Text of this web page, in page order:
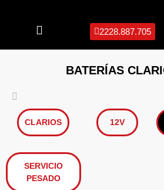
2228.887.705
BATERÍAS
CLARIOS 12V
SERVICIO
PESADO